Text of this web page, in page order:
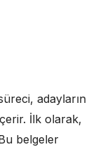
adayların
İlk olarak,
belgeler